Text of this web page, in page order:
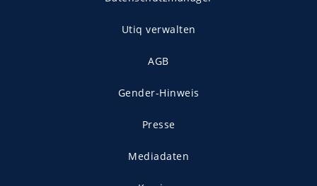
Utiq verwalten
AGB
Gender-Hinweis
Presse
Mediadaten